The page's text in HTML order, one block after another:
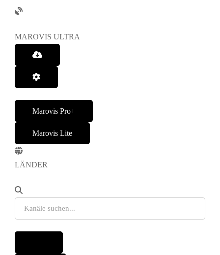
MAROVIS ULTRA
Marovis Pro+
Marovis Lite
LÄNDER